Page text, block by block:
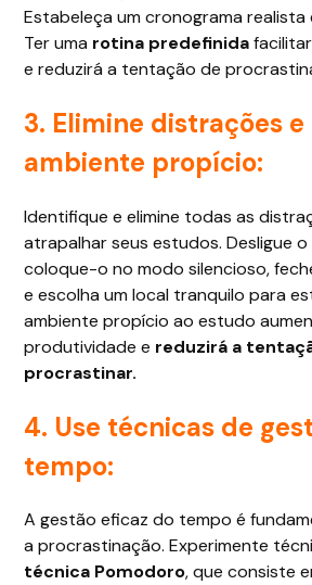
Estabeleça um cronograma realista
Ter uma rotina predefinida
e reduzirá a tentação de
3. Elimine distrações
ambiente propício:
Identifique e elimine todas as
atrapalhar seus estudos. Desligue o
coloque-o no modo silencioso,
e escolha um local tranquilo para
ambiente propício ao estudo
produtividade e reduzirá a
procrastinar.
4. Use técnicas de
tempo:
A gestão eficaz do tempo é
a procrastinação. Experimente
técnica Pomodoro, que consiste